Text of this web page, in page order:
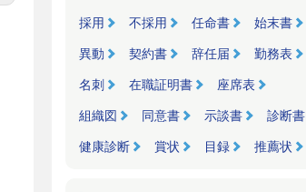
採用 不採用 任命書 始末書
異動 契約書 辞任届 勤務表
名刺 在職証明書 座席表
組織図 同意書 示談書 診断書
健康診断 賞状 目録 推薦状